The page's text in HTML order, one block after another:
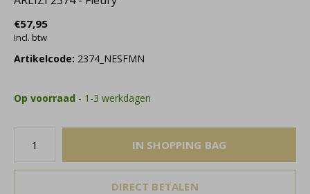
€57,95
Incl. btw
Artikelcode: 2374_NESFMN
Op voorraad - 1-3 werkdagen
IN SHOPPING BAG
DIRECT BETALEN